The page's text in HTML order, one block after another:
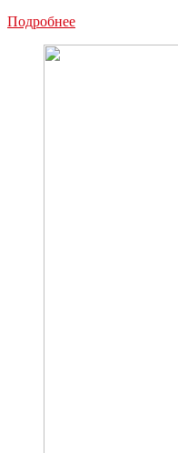
ПодробнееСотрудник